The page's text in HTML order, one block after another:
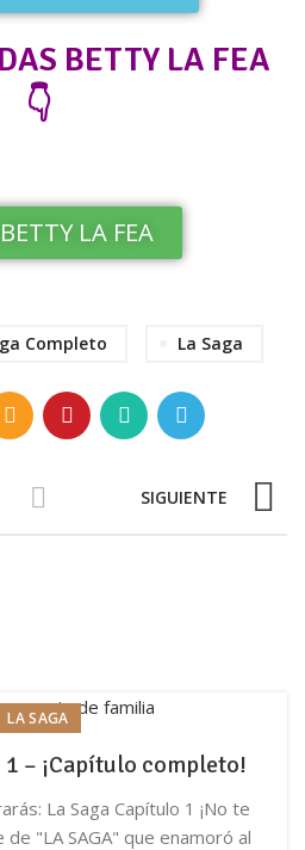
BETTY LA FEA
👇
LA FEA
Completo La Saga
SIGUIENTE
LA SAGA
1 – ¡Capítulo completo!
La Saga Capítulo 1 ¡No te
"LA SAGA" que enamoró al